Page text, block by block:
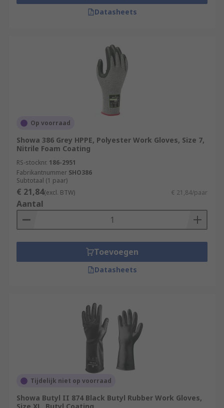
Datasheets
Op voorraad
Showa 386 Grey HPPE, Polyester Work Gloves, Size 7,
Nitrile Foam Coating
RS-stocknr. 186-2951
Fabrikantnummer SHO386
Subtotaal (1 paar)
€ 21,84(excl. BTW) € 21,84/paar
Aantal
Toevoegen
Datasheets
Tijdelijk niet op voorraad
Showa Butyl II 874 Black Butyl Rubber Work Gloves,